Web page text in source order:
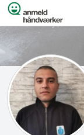
Spring til indhold